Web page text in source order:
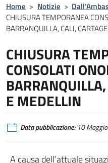
Home > Notizie >
CHIUSURA TEMPORANEA
BARRANQUILLA, CALI,
CHIUSURA
CONSOLATI
E MEDELLIN
Data pubblicazione:10
A causa dell’attuale